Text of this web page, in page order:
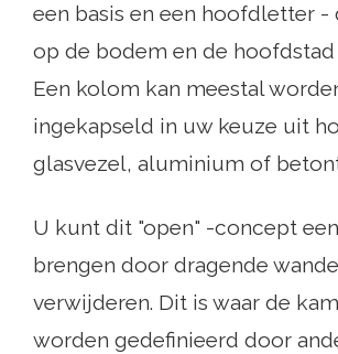
een basis en een hoofdletter -
op de bodem en de
Een kolom kan meestal
ingekapseld in uw keuze uit
glasvezel, aluminium of
U kunt dit "open" -concept
brengen door dragende
verwijderen. Dit is waar de
worden gedefinieerd door